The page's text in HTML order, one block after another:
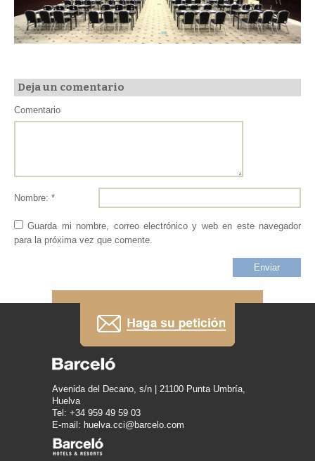
Deja un comentario
Comentario
Nombre: *
Guarda mi nombre, correo electrónico y web en este navegador
para la próxima vez que comente.
Avenida del Decano, s/n | 21100 Punta Umbría,
Huelva
Tel: +34 959 49 59 03
E-mail: huelva.cci@barcelo.com